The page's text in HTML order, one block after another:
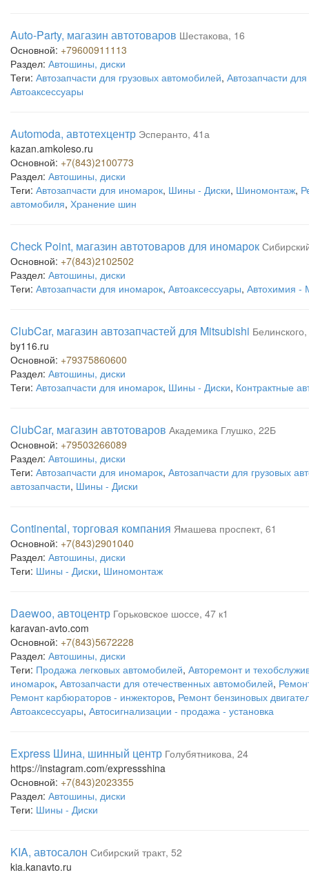
Auto-Party, магазин автотоваров Шестакова, 16
Основной: +79600911113
Раздел: Автошины, диски
Теги: Автозапчасти для грузовых автомобилей, Автозапчасти
Автоаксессуары
Automoda, автотехцентр Эсперанто, 41а
kazan.amkoleso.ru
Основной: +7(843)2100773
Раздел: Автошины, диски
Теги: Автозапчасти для иномарок, Шины - Диски, Шиномонтаж,
автомобиля, Хранение шин
Check Point, магазин автотоваров для иномарок
Основной: +7(843)2102502
Раздел: Автошины, диски
Теги: Автозапчасти для иномарок, Автоаксессуары, Автохимия -
ClubCar, магазин автозапчастей для Mitsubishi
by116.ru
Основной: +79375860600
Раздел: Автошины, диски
Теги: Автозапчасти для иномарок, Шины - Диски, Контрактные
ClubCar, магазин автотоваров Академика Глушко, 22Б
Основной: +79503266089
Раздел: Автошины, диски
Теги: Автозапчасти для иномарок, Автозапчасти для грузовых
автозапчасти, Шины - Диски
Continental, торговая компания Ямашева проспект, 61
Основной: +7(843)2901040
Раздел: Автошины, диски
Теги: Шины - Диски, Шиномонтаж
Daewoo, автоцентр Горьковское шоссе, 47 к1
karavan-avto.com
Основной: +7(843)5672228
Раздел: Автошины, диски
Теги: Продажа легковых автомобилей, Авторемонт и
иномарок, Автозапчасти для отечественных автомобилей,
Ремонт карбюраторов - инжекторов, Ремонт бензиновых
Автоаксессуары, Автосигнализации - продажа - установка
Express Шина, шинный центр Голубятникова, 24
https://instagram.com/expressshina
Основной: +7(843)2023355
Раздел: Автошины, диски
Теги: Шины - Диски
KIA, автосалон Сибирский тракт, 52
kia.kanavto.ru